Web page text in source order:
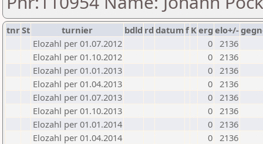
tnrSt turnier bdld rd datumf Kerg elo+/-
Elozahl per 01.07.2012
0 2136
Elozahl per 01.10.2012
0 2136
Elozahl per 01.01.2013
0 2136
Elozahl per 01.04.2013
0 2136
Elozahl per 01.07.2013
0 2136
Elozahl per 01.10.2013
0 2136
Elozahl per 01.01.2014
0 2136
Elozahl per 01.04.2014
0 2136